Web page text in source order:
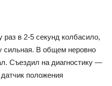
в 2-5 секунд колбасило,
сильная. В общем неровно
Съездил на диагностику —
положения